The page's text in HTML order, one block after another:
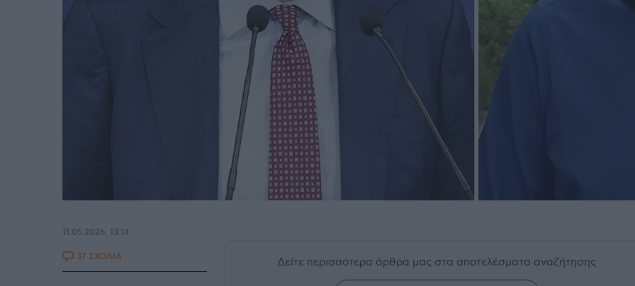
Δείτε περισσότερα άρθρα μας στα αποτελέσματα αναζήτησης
11.05.2026, 13:14
37 ΣΧΟΛΙΑ